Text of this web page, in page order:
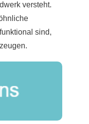
versteht.
sind,